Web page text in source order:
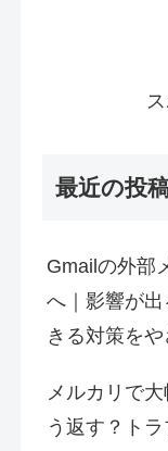
最近の投
Gmailの外部
へ｜影響が
きる対策を
メルカリで
う返す？ト